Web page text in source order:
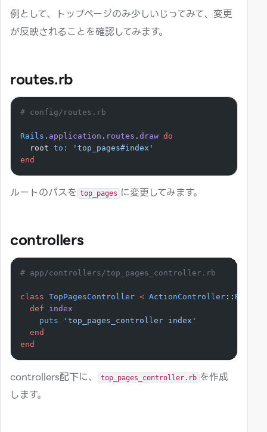
例として、トップページのみ少しいじってみて、変更
が反映されることを確認してみます。
routes.rb
# config/routes.rb
Rails . application . routes . draw do
  root
to:
'top_pages#index'
end
ルートのパスを top_pages に変更してみます。
controllers
# app/controllers/top_pages_controller.rb
class TopPagesController < ActionController :: Base
  def
index
    puts
'top_pages_controller index'
  end
end
controllers配下に、 top_pages_controller.rb を作成
します。